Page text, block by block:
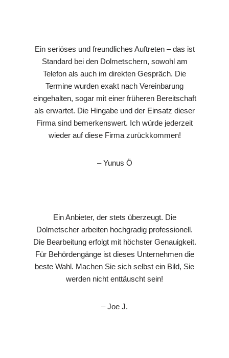
Ein seriöses und freundliches Auftreten – das ist
Standard bei den Dolmetschern, sowohl am
Telefon als auch im direkten Gespräch. Die
Termine wurden exakt nach Vereinbarung
eingehalten, sogar mit einer früheren Bereitschaft
als erwartet. Die Hingabe und der Einsatz dieser
Firma sind bemerkenswert. Ich würde jederzeit
wieder auf diese Firma zurückkommen!
– Yunus Ö
Ein Anbieter, der stets überzeugt. Die
Dolmetscher arbeiten hochgradig professionell.
Die Bearbeitung erfolgt mit höchster Genauigkeit.
Für Behördengänge ist dieses Unternehmen die
beste Wahl. Machen Sie sich selbst ein Bild, Sie
werden nicht enttäuscht sein!
– Joe J.